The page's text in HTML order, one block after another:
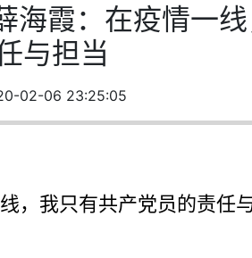
海霞：在疫情一
与担当
02-06 23:25:05
，我只有共产党员的责任